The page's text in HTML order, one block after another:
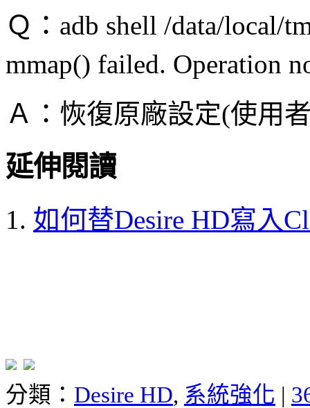
Ｑ：adb shell /data/local/
mmap() failed. Operation
Ａ：恢復原廠設定(使用
延伸閱讀
如何替Desire HD寫入
分類： Desire HD, 系統強化 |